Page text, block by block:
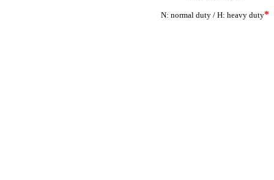
*
N: normal duty / H: heavy duty